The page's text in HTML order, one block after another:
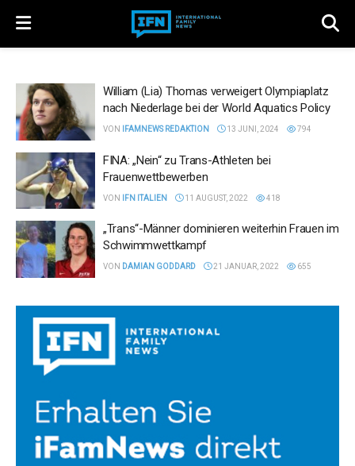
William (Lia) Thomas verweigert Olympiaplatz
nach Niederlage bei der World Aquatics Policy
VON IFAMNEWS REDAKTION 13 JUNI, 2024 794
FINA: „Nein“ zu Trans-Athleten bei
Frauenwettbewerben
VON IFN ITALIEN 11 AUGUST, 2022 418
„Trans“-Männer dominieren weiterhin Frauen im
Schwimmwettkampf
VON DAMIAN GODDARD 21 JANUAR, 2022 655